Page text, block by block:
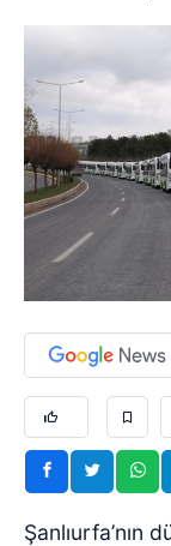
Şanlıurfa’nın